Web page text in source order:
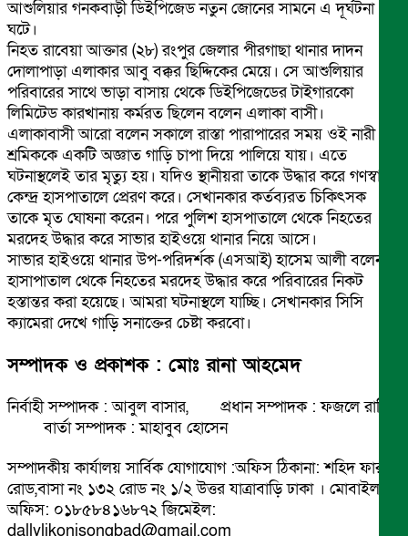
আশুলিয়ার গনকবাড়ী ডিইপিজেড নতুন জোনের সামনে এ দূর্ঘটনা
ঘটে।
নিহত রাবেয়া আক্তার (২৮) রংপুর জেলার পীরগাছা থানার দাদন
দোলাপাড়া এলাকার আবু বক্কর ছিদ্দিকের মেয়ে। সে আশুলিয়ার
পরিবারের সাথে ভাড়া বাসায় থেকে ডিইপিজেডের টাইগারকো
লিমিটেড কারখানায় কর্মরত ছিলেন বলেন এলাকা বাসী।
এলাকাবাসী আরো বলেন সকালে রাস্তা পারাপারের সময় ওই নারী
শ্রমিককে একটি অজ্ঞাত গাড়ি চাপা দিয়ে পালিয়ে যায়। এতে
ঘটনাস্থলেই তার মৃত্যু হয়। যদিও স্থানীয়রা তাকে উদ্ধার করে গণস্বাস্থ্য
কেন্দ্র হাসপাতালে প্রেরণ করে। সেখানকার কর্তব্যরত চিকিৎসক
তাকে মৃত ঘোষনা করেন। পরে পুলিশ হাসপাতালে থেকে নিহতের
মরদেহ উদ্ধার করে সাভার হাইওয়ে থানার নিয়ে আসে।
সাভার হাইওয়ে থানার উপ-পরিদর্শক (এসআই) হাসেম আলী বলেন,
হাসাপাতাল থেকে নিহতের মরদেহ উদ্ধার করে পরিবারের নিকট
হস্তান্তর করা হয়েছে। আমরা ঘটনাস্থলে যাচ্ছি। সেখানকার সিসি
ক্যামেরা দেখে গাড়ি সনাক্তের চেষ্টা করবো।
সম্পাদক ও প্রকাশক : মোঃ রানা আহমেদ
নির্বাহী সম্পাদক : আবুল বাসার, প্রধান সম্পাদক : ফজলে রাব্বি
বার্তা সম্পাদক : মাহাবুব হোসেন
সম্পাদকীয় কার্যালয় সার্বিক যোগাযোগ :অফিস ঠিকানা: শহিদ ফারুক
রোড,বাসা নং ১৩২ রোড নং ১/২ উত্তর যাত্রাবাড়ি ঢাকা । মোবাইল
অফিস: ০১৮৫৮৪১৬৮৭২ জিমেইল:
dallylikonisongbad@gmail.com